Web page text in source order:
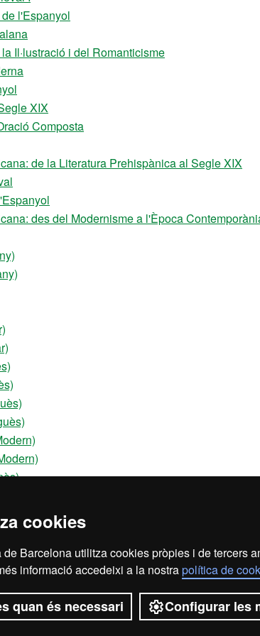
cookies
Barcelona utilitza cookies pròpies i de tercers
informació accedeixi a la nostrapolítica de
quan és necessari Configurar les
l'Espanyol
Il·lustració i del Romanticisme
XIX
Composta
de la Literatura Prehispànica al Segle XIX
des del Modernisme a l'Època
Avís legal Protecció de dades Sobre el
2026 Universitat